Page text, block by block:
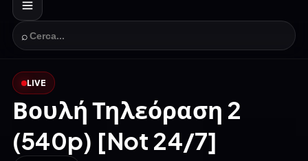
⌕
LIVE
Βουλή Τηλεόραση 2
(540p) [Not 24/7]